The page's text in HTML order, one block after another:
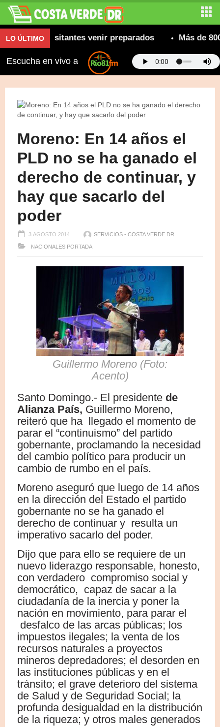
LO ÚLTIMOa visitantes venir preparados Más de 800
Escucha en vivo a
Moreno: En 14 años el
PLD no se ha ganado el
derecho de continuar, y
hay que sacarlo del
poder
3 AGOSTO 2014 SERVICIOS - COSTA VERDE DR
NACIONALES PORTADA
Guillermo Moreno (Foto:
Acento)
Santo Domingo.- El presidente de
Alianza País, Guillermo Moreno,
reiteró que ha llegado el momento de
parar el “continuismo” del partido
gobernante, proclamando la necesidad
del cambio político para producir un
cambio de rumbo en el país.
Moreno aseguró que luego de 14 años
en la dirección del Estado el partido
gobernante no se ha ganado el
derecho de continuar y resulta un
imperativo sacarlo del poder.
Dijo que para ello se requiere de un
nuevo liderazgo responsable, honesto,
con verdadero compromiso social y
democrático, capaz de sacar a la
ciudadanía de la inercia y poner la
nación en movimiento, para parar el
desfalco de las arcas públicas; los
impuestos ilegales; la venta de los
recursos naturales a proyectos
mineros depredadores; el desorden en
las instituciones públicas y en el
tránsito; el grave deterioro del sistema
de Salud y de Seguridad Social; la
profunda desigualdad en la distribución
de la riqueza; y otros males generados